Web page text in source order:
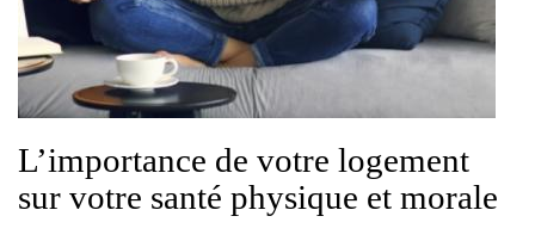
L’importance de votre logement
sur votre santé physique et morale